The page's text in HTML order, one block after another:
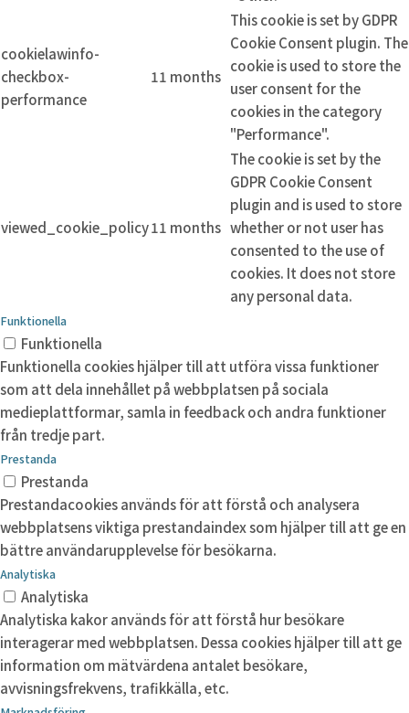
cookielawinfo-
checkbox-
performance
11 months
This cookie is set by GDPR
Cookie Consent plugin. The
cookie is used to store the
user consent for the
cookies in the category
"Performance".
viewed_cookie_policy11 months
The cookie is set by the
GDPR Cookie Consent
plugin and is used to store
whether or not user has
consented to the use of
cookies. It does not store
any personal data.
Funktionella
Funktionella
Funktionella cookies hjälper till att utföra vissa funktioner
som att dela innehållet på webbplatsen på sociala
medieplattformar, samla in feedback och andra funktioner
från tredje part.
Prestanda
Prestanda
Prestandacookies används för att förstå och analysera
webbplatsens viktiga prestandaindex som hjälper till att ge en
bättre användarupplevelse för besökarna.
Analytiska
Analytiska
Analytiska kakor används för att förstå hur besökare
interagerar med webbplatsen. Dessa cookies hjälper till att ge
information om mätvärdena antalet besökare,
avvisningsfrekvens, trafikkälla, etc.